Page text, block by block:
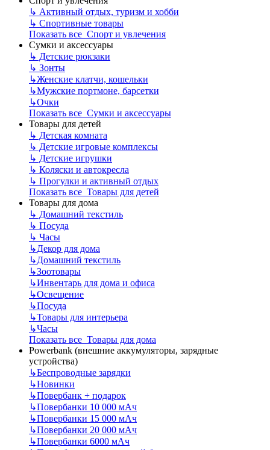
↳ Активный отдых, туризм и хобби
↳ Спортивные товары
Показать все Спорт и увлечения
Сумки и аксессуары
↳ Детские рюкзаки
↳ Зонты
↳Женские клатчи, кошельки
↳Мужские портмоне, барсетки
↳Очки
Показать все Сумки и аксессуары
Товары для детей
↳ Детская комната
↳ Детские игровые комплексы
↳ Детские игрушки
↳ Коляски и автокресла
↳ Прогулки и активный отдых
Показать все Товары для детей
Товары для дома
↳ Домашний текстиль
↳ Посуда
↳ Часы
↳Декор для дома
↳Домашний текстиль
↳Зоотовары
↳Инвентарь для дома и офиса
↳Освещение
↳Посуда
↳Товары для интерьера
↳Часы
Показать все Товары для дома
Powerbank (внешние аккумуляторы, зарядные
устройства)
↳Беспроводные зарядки
↳Новинки
↳Повербанк + подарок
↳Повербанки 10 000 мАч
↳Повербанки 15 000 мАч
↳Повербанки 20 000 мАч
↳Повербанки 6000 мАч